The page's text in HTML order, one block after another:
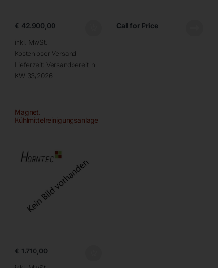
€ 42.900,00
inkl. MwSt.
Kostenloser Versand
Lieferzeit: Versandbereit in
KW 33/2026
Call for Price
Magnet.
Kühlmittelreinigungsanlage
€ 1.710,00